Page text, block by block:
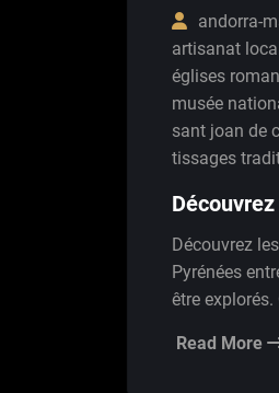
andorra-
artisanat
églises
musée
sant joan de
tissages
Découvrez
Pyrénées
être explorés.
Read More